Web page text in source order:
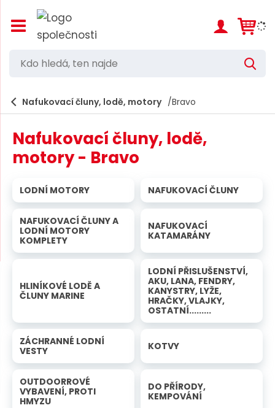
Z
o
t
/
ý
m
h
e
d
V
d
Nafukovací čluny, lodě, motory Bravo
Nafukovací čluny, lodě,
motory - Bravo
LODNÍ MOTORY NAFUKOVACÍ ČLUNY
NAFUKOVACÍ ČLUNY A
LODNÍ MOTORY
KOMPLETY
NAFUKOVACÍ
KATAMARÁNY
HLINÍKOVÉ LODĚ A
ČLUNY MARINE
LODNÍ PŘISLUŠENSTVÍ,
AKU, LANA, FENDRY,
KANYSTRY, LYŽE,
HRAČKY, VLAJKY,
OSTATNÍ.........
ZÁCHRANNÉ LODNÍ
VESTY
KOTVY
OUTDOORROVÉ
VYBAVENÍ, PROTI
HMYZU
DO PŘÍRODY,
KEMPOVÁNÍ